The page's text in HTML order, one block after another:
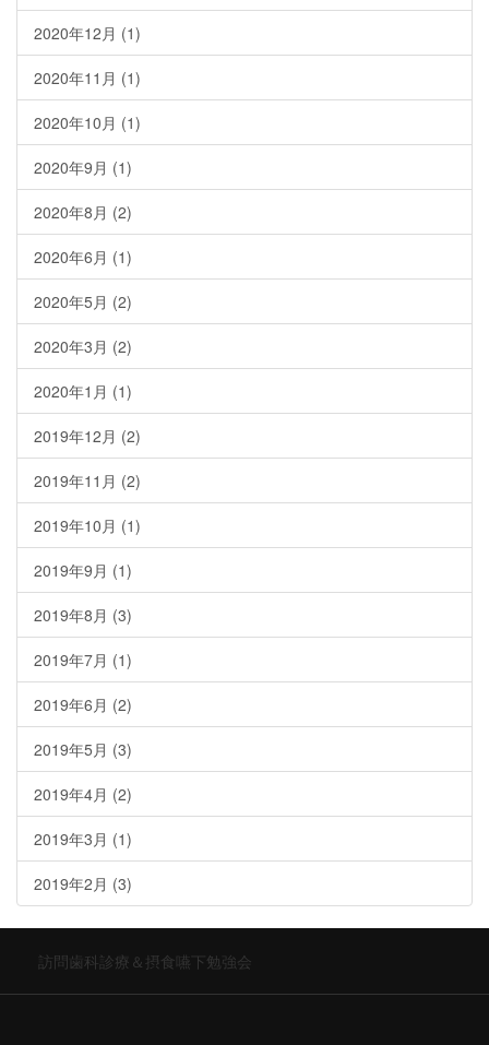
2020年12月 (1)
2020年11月 (1)
2020年10月 (1)
2020年9月 (1)
2020年8月 (2)
2020年6月 (1)
2020年5月 (2)
2020年3月 (2)
2020年1月 (1)
2019年12月 (2)
2019年11月 (2)
2019年10月 (1)
2019年9月 (1)
2019年8月 (3)
2019年7月 (1)
2019年6月 (2)
2019年5月 (3)
2019年4月 (2)
2019年3月 (1)
2019年2月 (3)
訪問歯科診療＆摂食嚥下勉強会